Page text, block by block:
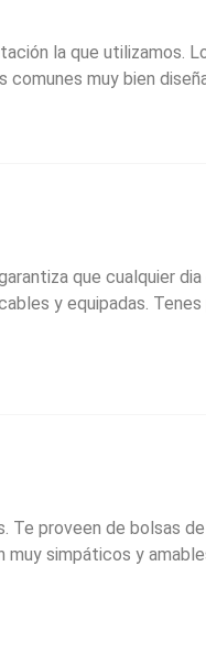
la que utilizamos.
muy bien
que cualquier
y equipadas.
proveen de bolsas
simpáticos y